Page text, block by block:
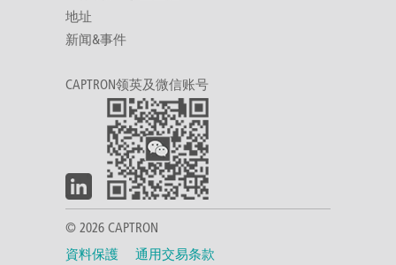
地址
新闻&事件
CAPTRON领英及微信账号
© 2026 CAPTRON
資料保護
通用交易条款